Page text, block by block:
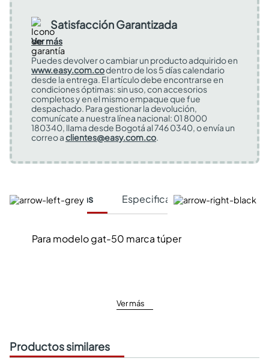
Satisfacción Garantizada
Ver más
Puedes devolver o cambiar un producto adquirido en
www.easy.com.codentro de los 5 días calendario
desde la entrega. El artículo debe encontrarse en
condiciones óptimas: sin uso, con accesorios
completos y en el mismo empaque que fue
despachado. Para gestionar la devolución,
comunícate a nuestra línea nacional: 01 8000
180340, llama desde Bogotá al 746 0340, o envía un
correo aclientes@easy.com.co.
Características Especificaciones Técnicas
Para modelo gat-50 marca túper
Ver más
Productos similares